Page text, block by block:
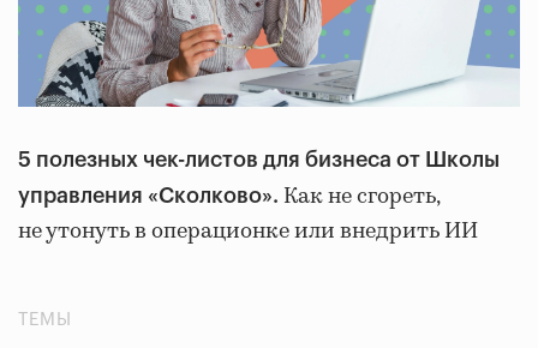
5 полезных чек-листов для бизнеса от Школы
управления «Сколково». Как не сгореть,
не утонуть в операционке или внедрить ИИ
ТЕМЫ